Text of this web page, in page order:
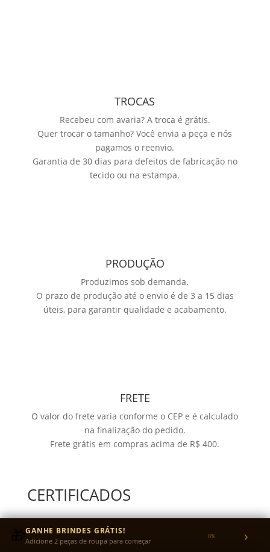
TROCAS
Recebeu com avaria? A troca é grátis.
Quer trocar o tamanho? Você envia a peça e nós
pagamos o reenvio.
Garantia de 30 dias para defeitos de fabricação no
tecido ou na estampa.
PRODUÇÃO
Produzimos sob demanda.
O prazo de produção até o envio é de 3 a 15 dias
úteis, para garantir qualidade e acabamento.
FRETE
O valor do frete varia conforme o CEP e é calculado
na finalização do pedido.
Frete grátis em compras acima de R$ 400.
CERTIFICADOS
🎁GANHE BRINDES GRÁTIS!
Adicione 2 peças de roupa para começar 0% ›